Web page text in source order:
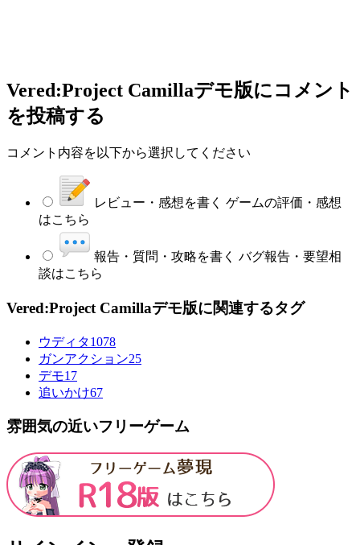
Vered:Project Camillaデモ版にコメント
を投稿する
コメント内容を以下から選択してください
レビュー・感想を書く ゲームの評価・感想
はこちら
報告・質問・攻略を書く バグ報告・要望相
談はこちら
Vered:Project Camillaデモ版に関連するタグ
ウディタ1078
ガンアクション25
デモ17
追いかけ67
雰囲気の近いフリーゲーム